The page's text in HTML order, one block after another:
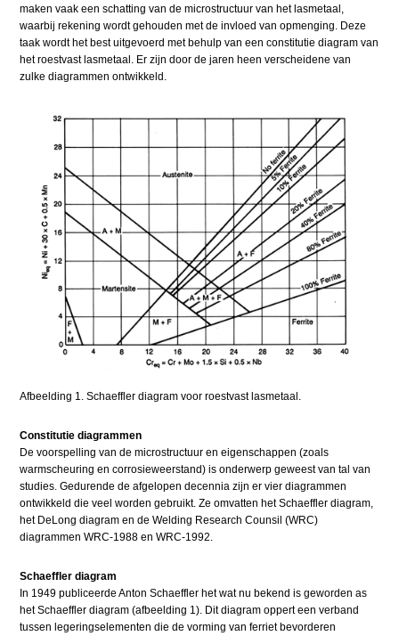
maken vaak een schatting van de microstructuur van het lasmetaal,
waarbij rekening wordt gehouden met de invloed van opmenging. Deze
taak wordt het best uitgevoerd met behulp van een constitutie diagram van
het roestvast lasmetaal. Er zijn door de jaren heen verscheidene van
zulke diagrammen ontwikkeld.
Afbeelding 1. Schaeffler diagram voor roestvast lasmetaal.
Constitutie diagrammen
De voorspelling van de microstructuur en eigenschappen (zoals
warmscheuring en corrosieweerstand) is onderwerp geweest van tal van
studies. Gedurende de afgelopen decennia zijn er vier diagrammen
ontwikkeld die veel worden gebruikt. Ze omvatten het Schaeffler diagram,
het DeLong diagram en de Welding Research Counsil (WRC)
diagrammen WRC-1988 en WRC-1992.
Schaeffler diagram
In 1949 publiceerde Anton Schaeffler het wat nu bekend is geworden as
het Schaeffler diagram (afbeelding 1). Dit diagram oppert een verband
tussen legeringselementen die de vorming van ferriet bevorderen